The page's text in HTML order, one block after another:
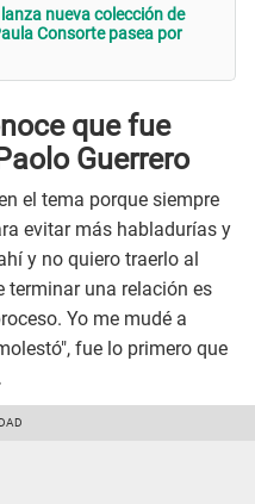
nueva colección de
Consorte pasea por
que fue
Guerrero
el tema porque siempre
evitar más habladurías y
y no quiero traerlo al
terminar una relación es
Yo me mudé a
fue lo primero que